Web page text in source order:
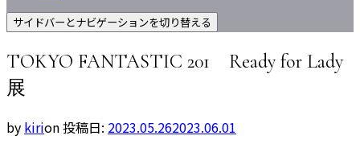
サイドバーとナビゲーションを切り替える
TOKYO FANTASTIC 201 Ready for Lady
展
by kirion投稿日: 2023.05.262023.06.01